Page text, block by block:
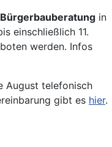
Bürgerbauberatung in
einschließlich 11.
werden. Infos
August telefonisch
gibt es hier.